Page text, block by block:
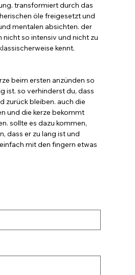
transformiert durch das
öle freigesetzt und
mentalen absichten. der
so intensiv und nicht zu
kennt.
beim ersten anzünden so
ist. so verhinderst du, dass
zurück bleiben. auch die
und die kerze bekommt
sollte es dazu kommen,
dass er zu lang ist und
mit den fingern etwas